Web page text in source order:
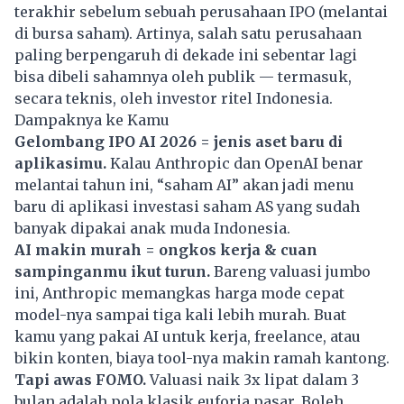
terakhir sebelum sebuah perusahaan IPO (melantai
di bursa saham). Artinya, salah satu perusahaan
paling berpengaruh di dekade ini sebentar lagi
bisa dibeli sahamnya oleh publik — termasuk,
secara teknis, oleh investor ritel Indonesia.
Dampaknya ke Kamu
Gelombang IPO AI 2026 = jenis aset baru di
aplikasimu. Kalau Anthropic dan OpenAI benar
melantai tahun ini, “saham AI” akan jadi menu
baru di aplikasi investasi saham AS yang sudah
banyak dipakai anak muda Indonesia.
AI makin murah = ongkos kerja & cuan
sampinganmu ikut turun. Bareng valuasi jumbo
ini, Anthropic memangkas harga mode cepat
model-nya sampai tiga kali lebih murah. Buat
kamu yang pakai AI untuk kerja, freelance, atau
bikin konten, biaya tool-nya makin ramah kantong.
Tapi awas FOMO.Valuasi naik 3x lipat dalam 3